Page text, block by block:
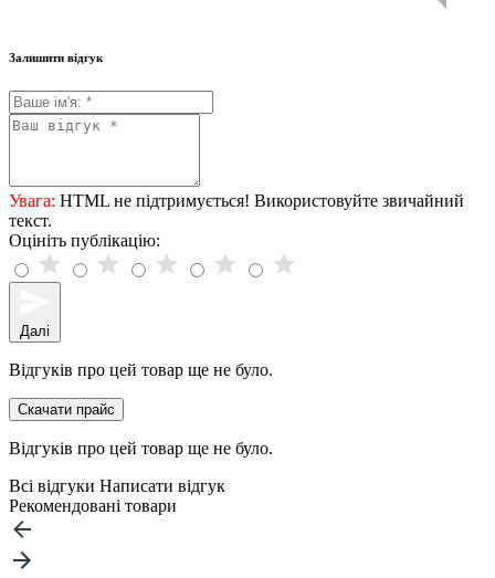
Залишити відгук
Увага: HTML не підтримується! Використовуйте звичайний
текст.
Оцініть публікацію:
Далі
Відгуків про цей товар ще не було.
Скачати прайс
Відгуків про цей товар ще не було.
Всі відгуки Написати відгук
Рекомендовані товари